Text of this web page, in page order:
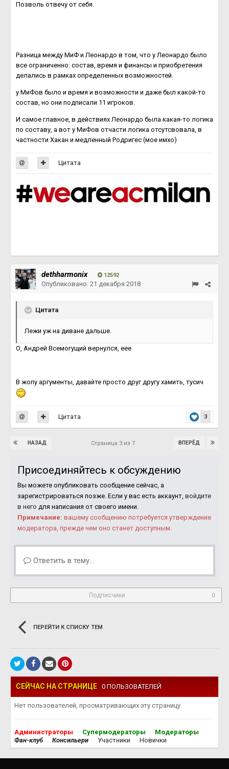
Позволь отвечу от себя.
Разница между МиФ и Леонардо в том, что у Леонардо было
все ограниченно: состав, время и финансы и приобретения
делались в рамках определенных возможностей.
у МиФов было и время и возможности и даже был какой-то
состав, но они подписали 11 игроков.
И самое главное, в действиях Леонардо была какая-то логика
по составу, а вот у МиФов отчасти логика отсутсвовала, в
частности Хакан и медленный Родригес (мое имхо)
Цитата
dethharmonix 12592
Опубликовано: 21 декабря 2018
Цитата
Лежи уж на диване дальше.
О, Андрей Всемогущий вернулся, еее
В жопу аргументы, давайте просто друг другу хамить, тусич
3
Цитата
НАЗАД ВПЕРЁД
Страница 3 из 7
Присоединяйтесь к обсуждению
Вы можете опубликовать сообщение сейчас, а
зарегистрироваться позже. Если у вас есть аккаунт, войдите
в него для написания от своего имени.
Примечание: вашему сообщению потребуется утверждение
модератора, прежде чем оно станет доступным.
Ответить в тему...
Подписчики 0
ПЕРЕЙТИ К СПИСКУ ТЕМ
СЕЙЧАС НА СТРАНИЦЕ 0 ПОЛЬЗОВАТЕЛЕЙ
Нет пользователей, просматривающих эту страницу.
Администраторы Супермодераторы
Модераторы
Фан-клуб
Консильери Участники Новички